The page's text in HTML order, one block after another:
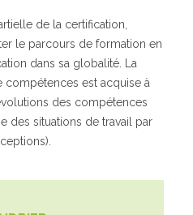
de la certification,
le parcours de formation en
dans sa globalité. La
compétences est acquise à
des compétences
des situations de travail par